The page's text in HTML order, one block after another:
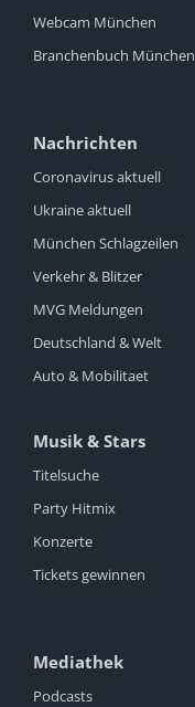
Webcam München
Branchenbuch München
Nachrichten
Coronavirus aktuell
Ukraine aktuell
München Schlagzeilen
Verkehr & Blitzer
MVG Meldungen
Deutschland & Welt
Auto & Mobilitaet
Musik & Stars
Titelsuche
Party Hitmix
Konzerte
Tickets gewinnen
Mediathek
Podcasts